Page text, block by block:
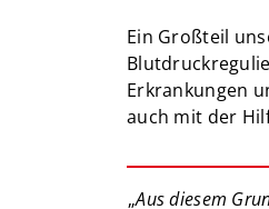
Ein Großteil
Erkrankungen
auch mit der
„Aus diesem